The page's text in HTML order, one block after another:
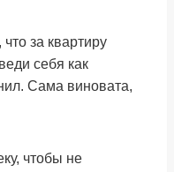
за квартиру
себя как
Сама виновата,
чтобы не